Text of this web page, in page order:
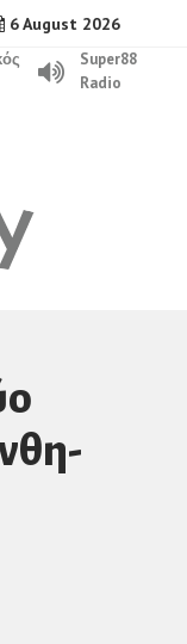
6 August 2026
Super88
Radio